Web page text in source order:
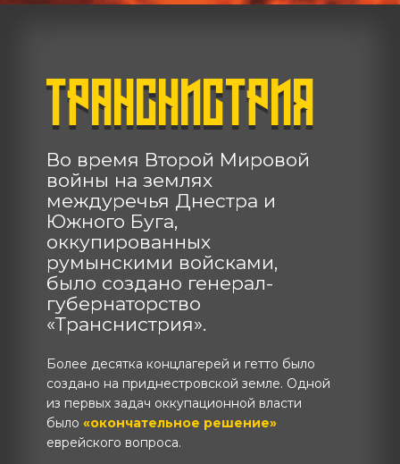
ТРАНСНИСТРИЯ
Во время Второй Мировой
войны на землях
междуречья Днестра и
Южного Буга,
оккупированных
румынскими войсками,
было создано генерал-
губернаторство
«Транснистрия».
Более десятка концлагерей и гетто было
создано на приднестровской земле. Одной
из первых задач оккупационной власти
было «окончательное решение»
еврейского вопроса.